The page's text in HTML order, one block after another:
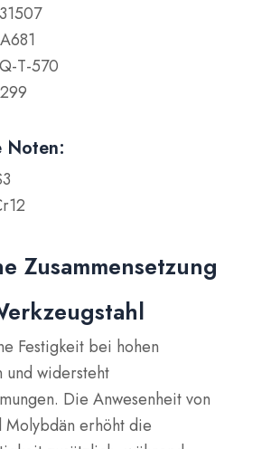
T-570
Noten:
Zusammensetzung
Festigkeit bei hohen
und widersteht
Die Anwesenheit von
Molybdän erhöht die